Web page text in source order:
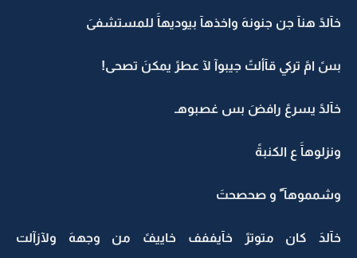
خآلدً هنآ جن جنونهَ واخذهآ بيوديهآَ للمستشفىَ
بسً امً تركي قآألتً جيبوآ لآ عطرً يمكنَ تصحى!
خآلدً يسرعً رافضَ بس غصبوهـ
ونزلوهآَ ع الكنبةً
وشمموهآ ً و صحصحتَ
خآلدَ كان متوترً خآيففف خاييفً من وجههَ ولآزآلت